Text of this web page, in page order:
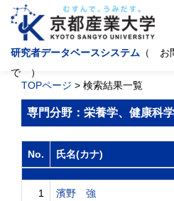
研究者データベースシステム （ お
で ）
TOPページ > 検索結果一覧
専門分野：栄養学、健康科学
No. 氏名(カナ)
1
濱野 強